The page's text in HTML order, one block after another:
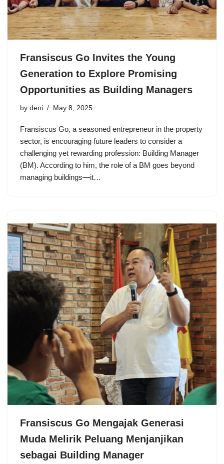
Fransiscus Go Invites the Young
Generation to Explore Promising
Opportunities as Building Managers
by deni May 8, 2025
Fransiscus Go, a seasoned entrepreneur in the property
sector, is encouraging future leaders to consider a
challenging yet rewarding profession: Building Manager
(BM). According to him, the role of a BM goes beyond
managing buildings—it…
Fransiscus Go Mengajak Generasi
Muda Melirik Peluang Menjanjikan
sebagai Building Manager